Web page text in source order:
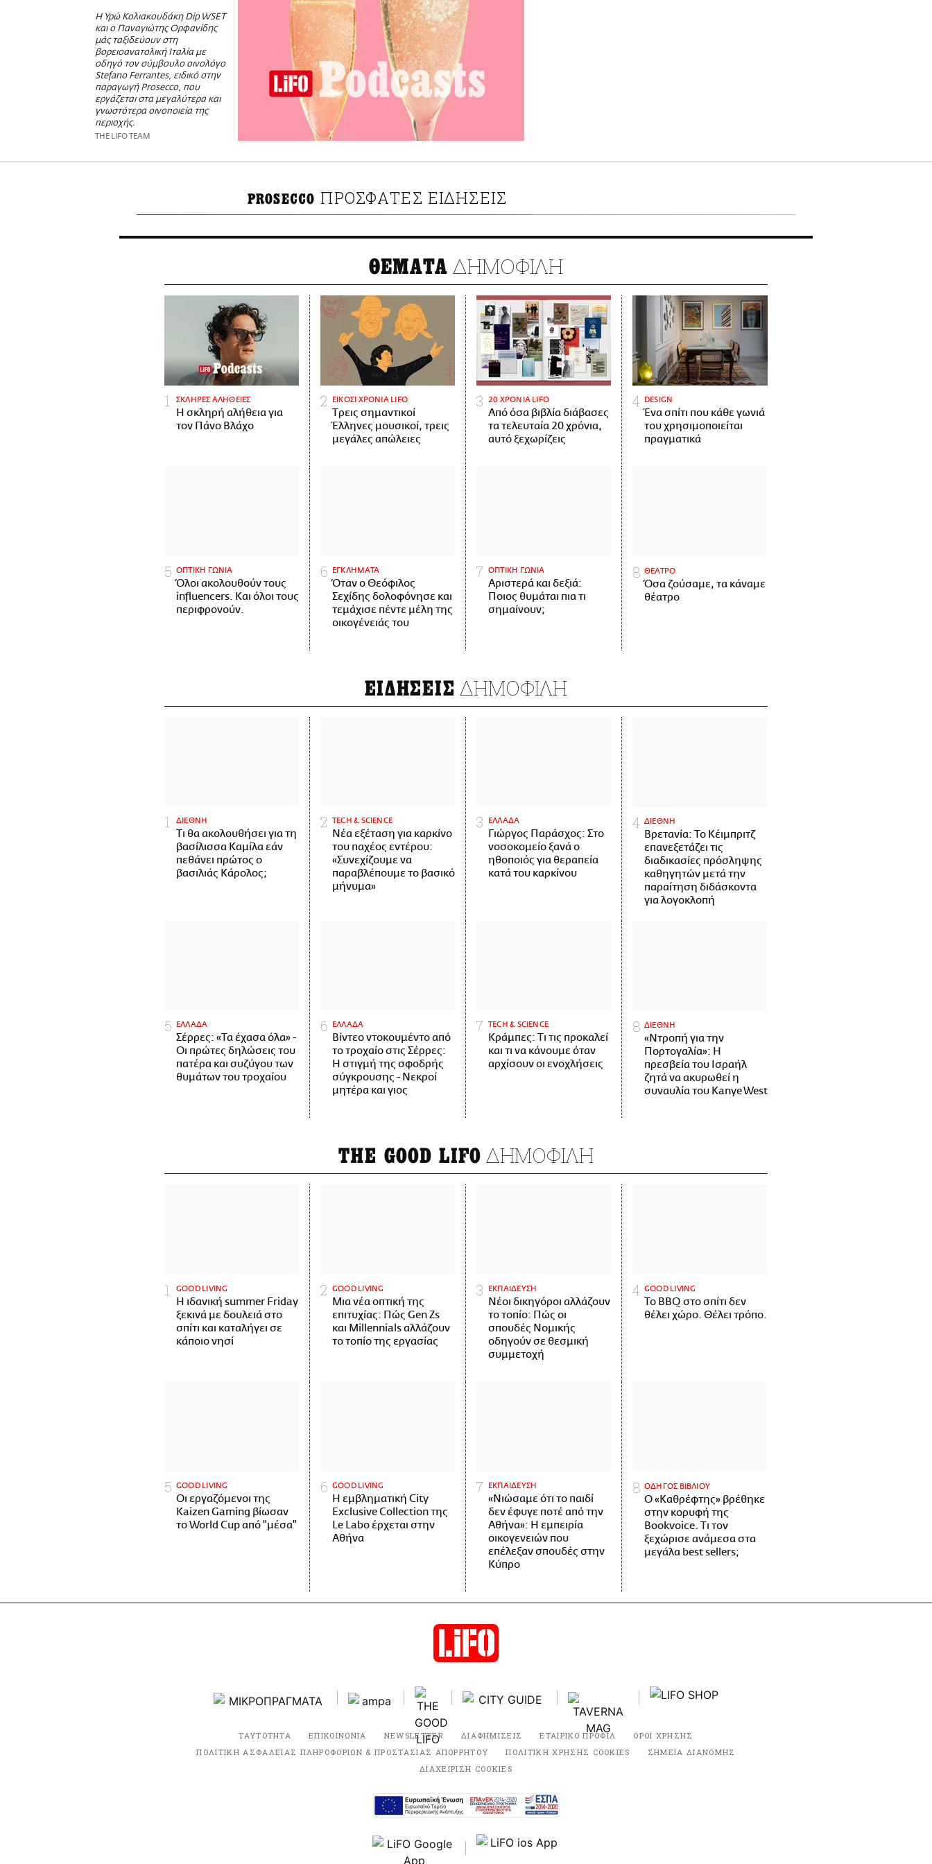
Η Υρώ Κολιακουδάκη Dip WSET
και ο Παναγιώτης Ορφανίδης
μάς ταξιδεύουν στη
βορειοανατολική Ιταλία με
οδηγό τον σύμβουλο οινολόγο
Stefano Ferrantes, ειδικό στην
παραγωγή Prosecco, που
εργάζεται στα μεγαλύτερα και
γνωστότερα οινοποιεία της
περιοχής.
THE LIFO TEAM
PROSECCO ΠΡΟΣΦΑΤΕΣ ΕΙΔΗΣΕΙΣ
ΘΕΜΑΤΑ ΔΗΜΟΦΙΛΗ
ΣΚΛΗΡΕΣ ΑΛΗΘΕΙΕΣ
H σκληρή αλήθεια για
τον Πάνο Βλάχο
ΕΙΚΟΣΙ ΧΡΟΝΙΑ LIFO
Tρεις σημαντικοί
Έλληνες μουσικοί, τρεις
μεγάλες απώλειες
20 ΧΡΟΝΙΑ LIFO
Από όσα βιβλία διάβασες
τα τελευταία 20 χρόνια,
αυτό ξεχωρίζεις
DESIGN
Ένα σπίτι που κάθε γωνιά
του χρησιμοποιείται
πραγματικά
ΟΠΤΙΚΗ ΓΩΝΙΑ
Όλοι ακολουθούν τους
influencers. Και όλοι τους
περιφρονούν.
ΕΓΚΛΗΜΑΤΑ
Όταν ο Θεόφιλος
Σεχίδης δολοφόνησε και
τεμάχισε πέντε μέλη της
οικογένειάς του
ΟΠΤΙΚΗ ΓΩΝΙΑ
Αριστερά και δεξιά:
Ποιος θυμάται πια τι
σημαίνουν;
ΘΕΑΤΡΟ
Όσα ζούσαμε, τα κάναμε
θέατρο
ΕΙΔΗΣΕΙΣ ΔΗΜΟΦΙΛΗ
ΔΙΕΘΝΗ
Τι θα ακολουθήσει για τη
βασίλισσα Καμίλα εάν
πεθάνει πρώτος ο
βασιλιάς Κάρολος;
ΤECH & SCIENCE
Νέα εξέταση για καρκίνο
του παχέος εντέρου:
«Συνεχίζουμε να
παραβλέπουμε το βασικό
μήνυμα»
ΕΛΛΑΔΑ
Γιώργος Παράσχος: Στο
νοσοκομείο ξανά ο
ηθοποιός για θεραπεία
κατά του καρκίνου
ΔΙΕΘΝΗ
Βρετανία: Το Κέιμπριτζ
επανεξετάζει τις
διαδικασίες πρόσληψης
καθηγητών μετά την
παραίτηση διδάσκοντα
για λογοκλοπή
ΕΛΛΑΔΑ
Σέρρες: «Τα έχασα όλα» -
Οι πρώτες δηλώσεις του
πατέρα και συζύγου των
θυμάτων του τροχαίου
ΕΛΛΑΔΑ
Βίντεο ντοκουμέντο από
το τροχαίο στις Σέρρες:
Η στιγμή της σφοδρής
σύγκρουσης - Νεκροί
μητέρα και γιος
ΤECH & SCIENCE
Κράμπες: Τι τις προκαλεί
και τι να κάνουμε όταν
αρχίσουν οι ενοχλήσεις
ΔΙΕΘΝΗ
«Ντροπή για την
Πορτογαλία»: Η
πρεσβεία του Ισραήλ
ζητά να ακυρωθεί η
συναυλία του Kanye West
THE GOOD LIFO ΔΗΜΟΦΙΛΗ
GOOD LIVING
Η ιδανική summer Friday
ξεκινά με δουλειά στο
σπίτι και καταλήγει σε
κάποιο νησί
GOOD LIVING
Μια νέα οπτική της
επιτυχίας: Πώς Gen Zs
και Millennials αλλάζουν
το τοπίο της εργασίας
ΕΚΠΑΙΔΕΥΣΗ
Νέοι δικηγόροι αλλάζουν
το τοπίο: Πώς οι
σπουδές Νομικής
οδηγούν σε θεσμική
συμμετοχή
GOOD LIVING
Το BBQ στο σπίτι δεν
θέλει χώρο. Θέλει τρόπο.
GOOD LIVING
Οι εργαζόμενοι της
Kaizen Gaming βίωσαν
το World Cup από "μέσα"
GOOD LIVING
Η εμβληματική City
Exclusive Collection της
Le Labo έρχεται στην
Αθήνα
ΕΚΠΑΙΔΕΥΣΗ
«Νιώσαμε ότι το παιδί
δεν έφυγε ποτέ από την
Αθήνα»: Η εμπειρία
οικογενειών που
επέλεξαν σπουδές στην
Κύπρο
ΟΔΗΓΟΣ ΒΙΒΛΙΟΥ
Ο «Καθρέφτης» βρέθηκε
στην κορυφή της
Bookvoice. Τι τον
ξεχώρισε ανάμεσα στα
μεγάλα best sellers;
ΤΑΥΤΟΤΗΤΑ ΕΠΙΚΟΙΝΩΝΙΑ NEWSLETTER ΔΙΑΦΗΜΙΣΕΙΣ ΕΤΑΙΡΙΚΟ ΠΡΟΦΙΛ
ΟΡΟΙ ΧΡΗΣΗΣ
ΠΟΛΙΤΙΚΗ ΑΣΦΑΛΕΙΑΣ ΠΛΗΡΟΦΟΡΙΩΝ & ΠΡΟΣΤΑΣΙΑΣ ΑΠΟΡΡΗΤΟΥ
ΠΟΛΙΤΙΚΗ ΧΡΗΣΗΣ COOKIES
ΣΗΜΕΙΑ ΔΙΑΝΟΜΗΣ
ΔΙΑΧΕΙΡΙΣΗ COOKIES